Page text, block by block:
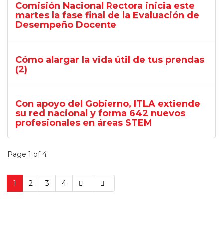
Comisión Nacional Rectora inicia este
martes la fase final de la Evaluación de
Desempeño Docente
Cómo alargar la vida útil de tus prendas
(2)
Con apoyo del Gobierno, ITLA extiende
su red nacional y forma 642 nuevos
profesionales en áreas STEM
Page 1 of 4
1 2 3 4